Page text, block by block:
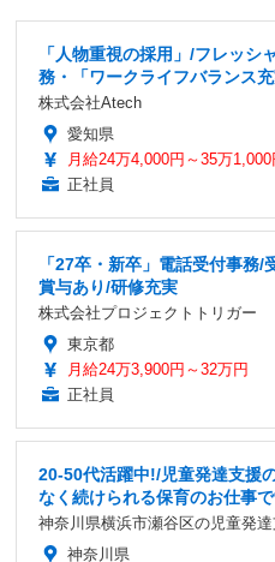
「人物重視の採用」/フレッシ
務・「ワークライフバランス充
株式会社Atech
愛知県
月給24万4,000円～35万1,000
正社員
「27卒・新卒」電話受付事務/
賞与あり/研修充実
株式会社プロジェクトトリガー
東京都
月給24万3,900円～32万円
正社員
20-50代活躍中!/児童発達支援
なく続けられる保育のお仕事
神奈川県横浜市瀬谷区の児童発達
神奈川県